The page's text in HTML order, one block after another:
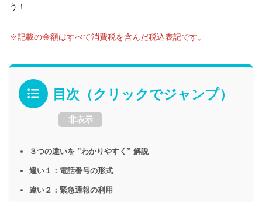
う！
※記載の金額はすべて消費税を含んだ税込表記です。
目次（クリックでジャンプ）
非表示
３つの違いを ”わかりやすく” 解説
違い１：電話番号の形式
違い２：緊急通報の利用